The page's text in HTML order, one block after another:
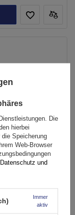
für offene
Die
hierbei
Speicherung
Web-Browser
Datenschutz und
Immer
aktiv